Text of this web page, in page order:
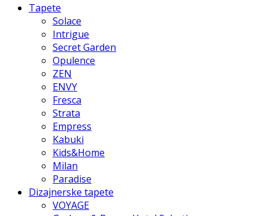
Tapete
Solace
Intrigue
Secret Garden
Opulence
ZEN
ENVY
Fresca
Strata
Empress
Kabuki
Kids&Home
Milan
Paradise
Dizajnerske tapete
VOYAGE